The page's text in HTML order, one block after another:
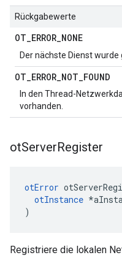
Rückgabewerte
OT_ERROR_NONE
Der nächste Dienst wurde
OT_ERROR_NOT_FOUND
In den Thread-
vorhanden.
otServerRegister
otError
otInstance *
)
Registriere die lokalen